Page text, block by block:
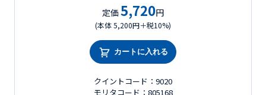
定価 5,720円
(本体 5,200円＋税10%)
カートに入れる
クイントコード：9020
モリタコード：805168